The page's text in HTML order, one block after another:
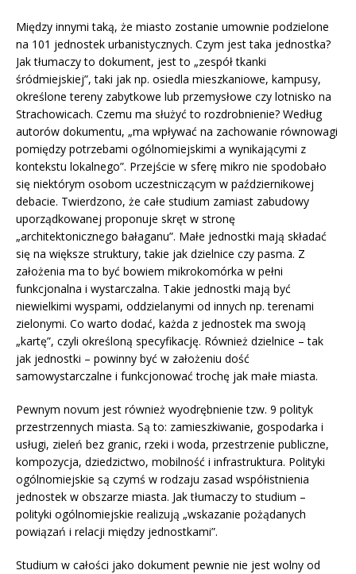
Między innymi taką, że miasto zostanie umownie podzielone
na 101 jednostek urbanistycznych. Czym jest taka jednostka?
Jak tłumaczy to dokument, jest to „zespół tkanki
śródmiejskiej”, taki jak np. osiedla mieszkaniowe, kampusy,
określone tereny zabytkowe lub przemysłowe czy lotnisko na
Strachowicach. Czemu ma służyć to rozdrobnienie? Według
autorów dokumentu, „ma wpływać na zachowanie równowagi
pomiędzy potrzebami ogólnomiejskimi a wynikającymi z
kontekstu lokalnego”. Przejście w sferę mikro nie spodobało
się niektórym osobom uczestniczącym w październikowej
debacie. Twierdzono, że całe studium zamiast zabudowy
uporządkowanej proponuje skręt w stronę
„architektonicznego bałaganu”. Małe jednostki mają składać
się na większe struktury, takie jak dzielnice czy pasma. Z
założenia ma to być bowiem mikrokomórka w pełni
funkcjonalna i wystarczalna. Takie jednostki mają być
niewielkimi wyspami, oddzielanymi od innych np. terenami
zielonymi. Co warto dodać, każda z jednostek ma swoją
„kartę”, czyli określoną specyfikację. Również dzielnice – tak
jak jednostki – powinny być w założeniu dość
samowystarczalne i funkcjonować trochę jak małe miasta.
Pewnym novum jest również wyodrębnienie tzw. 9 polityk
przestrzennych miasta. Są to: zamieszkiwanie, gospodarka i
usługi, zieleń bez granic, rzeki i woda, przestrzenie publiczne,
kompozycja, dziedzictwo, mobilność i infrastruktura. Polityki
ogólnomiejskie są czymś w rodzaju zasad współistnienia
jednostek w obszarze miasta. Jak tłumaczy to studium –
polityki ogólnomiejskie realizują „wskazanie pożądanych
powiązań i relacji między jednostkami”.
Studium w całości jako dokument pewnie nie jest wolny od